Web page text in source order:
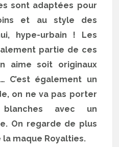
sont adaptées pour
et au style des
hype-urbain ! Les
partie de ces
aime soit originaux
C’est également un
on ne va pas porter
avec un
On regarde de plus
maque Royalties.